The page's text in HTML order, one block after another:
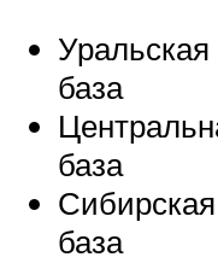
база
база
база